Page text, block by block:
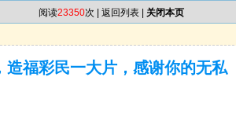
阅读23350次 | 返回列表 关闭本页
造福彩民一大片，感谢你的无私